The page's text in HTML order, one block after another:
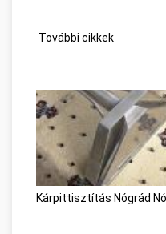
További cikkek
Kárpittisztítás Nógrád